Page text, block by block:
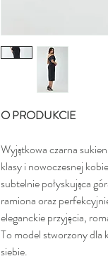
O PRODUKCIE
Wyjątkowa czarna
klasy i nowoczesnej
subtelnie połyskująca
ramiona oraz
eleganckie przyjęcia,
To model stworzony dla
siebie.